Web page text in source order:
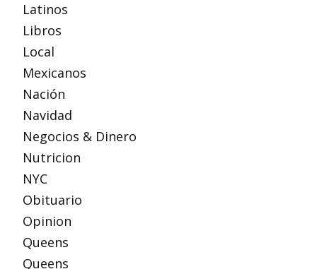
Latinos
Libros
Local
Mexicanos
Nación
Navidad
Negocios & Dinero
Nutricion
NYC
Obituario
Opinion
Queens
Queens